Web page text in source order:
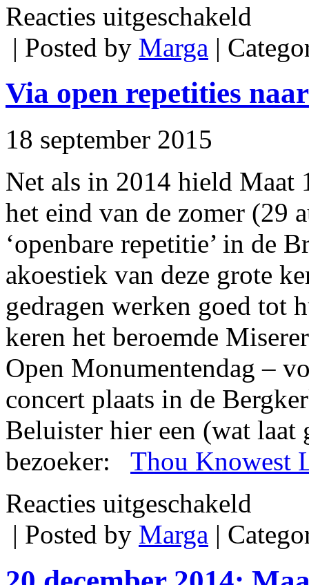
Reacties uitgeschakeld
in
| Posted by Marga |
Via open repetities
18 september 2015
Net als in 2014 hield Maat
het eind van de zomer (29
‘openbare repetitie’ in de
akoestiek van deze grote
gedragen werken goed tot
keren het beroemde
Open Monumentendag –
concert plaats in de
Beluister hier een (wat laat
bezoeker: Thou Knowest
Reacties uitgeschakeld
repetities
naar
concert
| Posted by Marga |